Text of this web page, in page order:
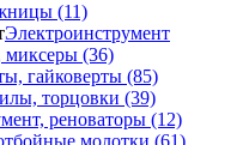
(11)
Электроинструмент
миксеры (36)
гайковерты (85)
торцовки (39)
реноваторы (12)
молотки (61)